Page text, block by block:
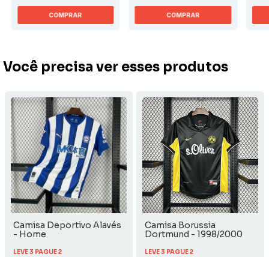
COMPRAR COMPRAR
Você precisa ver esses produtos
Camisa Deportivo Alavés
- Home
LEVE 3 PAGUE 2
Camisa Borussia
Dortmund - 1998/2000
LEVE 3 PAGUE 2